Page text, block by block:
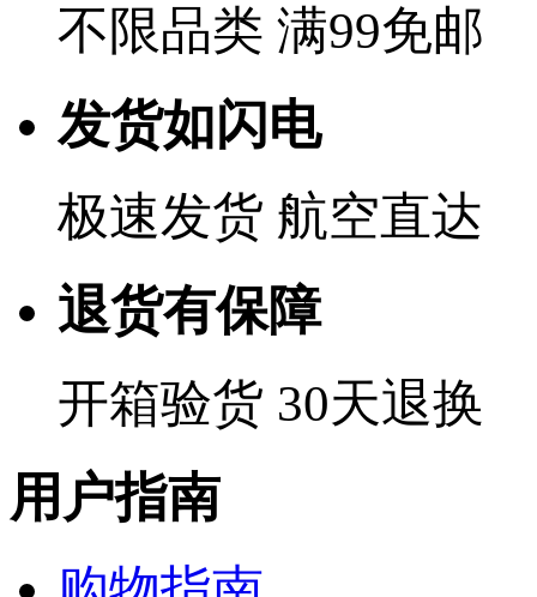
不限品类 满99免邮
发货如闪电
极速发货 航空直达
退货有保障
开箱验货 30天退换
用户指南